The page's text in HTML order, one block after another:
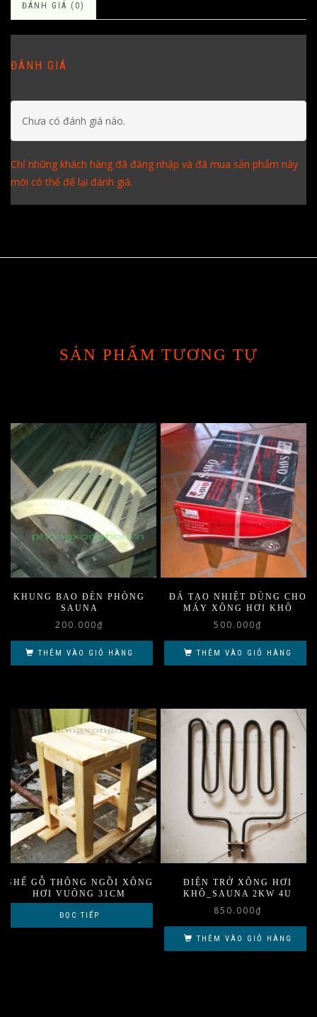
ĐÁNH GIÁ (0)
ĐÁNH GIÁ
Chưa có đánh giá nào.
Chỉ những khách hàng đã đăng nhập và đã mua sản phẩm này
mới có thể để lại đánh giá.
SẢN PHẨM TƯƠNG TỰ
KHUNG BAO ĐÈN PHÒNG
SAUNA
200.000₫
THÊM VÀO GIỎ HÀNG
ĐÁ TẠO NHIỆT DÙNG CHO
MÁY XÔNG HƠI KHÔ
500.000₫
THÊM VÀO GIỎ HÀNG
GHẾ GỖ THÔNG NGỒI XÔNG
HƠI VUÔNG 31CM
ĐỌC TIẾP
ĐIỆN TRỞ XÔNG HƠI
KHÔ_SAUNA 2KW 4U
850.000₫
THÊM VÀO GIỎ HÀNG